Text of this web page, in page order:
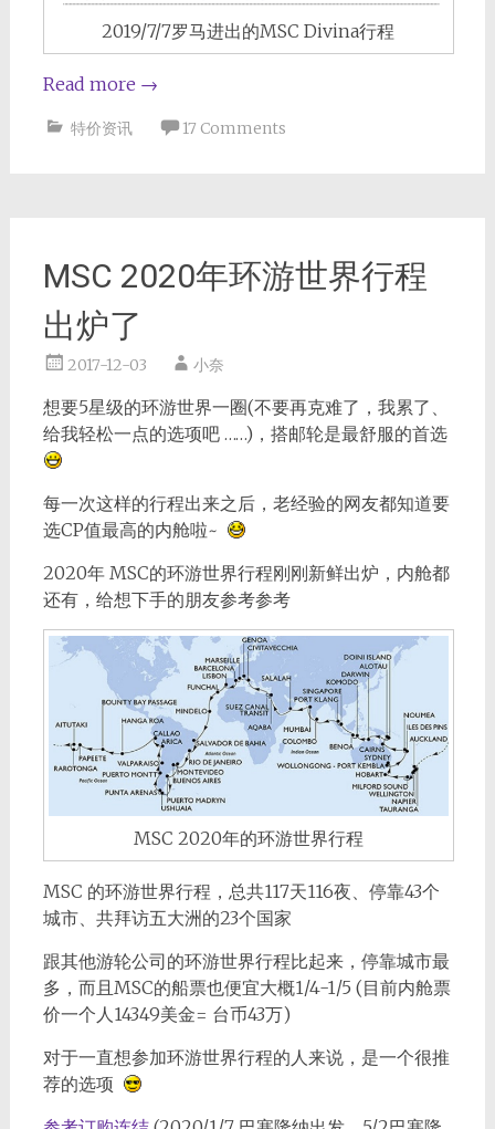
2019/7/7罗马进出的MSC Divina行程
Read more →
特价资讯 17 Comments
MSC 2020年环游世界行程
出炉了
2017-12-03 小奈
想要5星级的环游世界一圈(不要再克难了，我累了、
给我轻松一点的选项吧 ……)，搭邮轮是最舒服的首选
每一次这样的行程出来之后，老经验的网友都知道要
选CP值最高的内舱啦~
2020年 MSC的环游世界行程刚刚新鲜出炉，内舱都
还有，给想下手的朋友参考参考
MSC 2020年的环游世界行程
MSC 的环游世界行程，总共117天116夜、停靠43个
城市、共拜访五大洲的23个国家
跟其他游轮公司的环游世界行程比起来，停靠城市最
多，而且MSC的船票也便宜大概1/4-1/5 (目前内舱票
价一个人14349美金= 台币43万)
对于一直想参加环游世界行程的人来说，是一个很推
荐的选项